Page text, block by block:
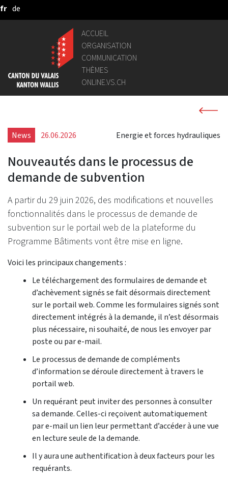
Saut au contenu principal
fr de
ACCUEIL
ORGANISATION
COMMUNICATION
THÈMES
ONLINE.VS.CH
News 26.06.2026 Energie et forces hydrauliques
Nouveautés dans le processus de
demande de subvention
A partir du 29 juin 2026, des modifications et nouvelles
fonctionnalités dans le processus de demande de
subvention sur le portail web de la plateforme du
Programme Bâtiments vont être mise en ligne.
Voici les principaux changements :
Le téléchargement des formulaires de demande et
d’achèvement signés se fait désormais directement
sur le portail web. Comme les formulaires signés sont
directement intégrés à la demande, il n’est désormais
plus nécessaire, ni souhaité, de nous les envoyer par
poste ou par e-mail.
Le processus de demande de compléments
d’information se déroule directement à travers le
portail web.
Un requérant peut inviter des personnes à consulter
sa demande. Celles-ci reçoivent automatiquement
par e-mail un lien leur permettant d’accéder à une vue
en lecture seule de la demande.
Il y aura une authentification à deux facteurs pour les
requérants.